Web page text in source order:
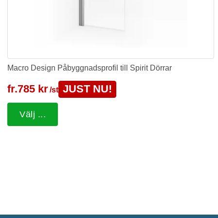
Macro Design Påbyggnadsprofil till Spirit Dörrar
fr.785 kr/st JUST NU!
Välj ...